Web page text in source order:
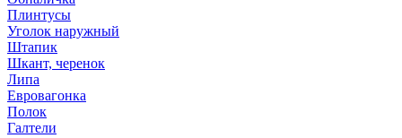
Плинтусы
Уголок наружный
Штапик
Шкант, черенок
Липа
Евровагонка
Полок
Галтели